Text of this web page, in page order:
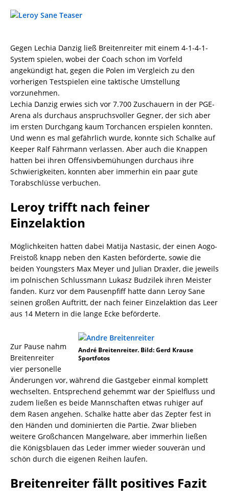
Gegen Lechia Danzig ließ Breitenreiter mit einem 4-1-4-1-
System spielen, wobei der Coach schon im Vorfeld
angekündigt hat, gegen die Polen im Vergleich zu den
vorherigen Testspielen eine taktische Umstellung
vorzunehmen.
Lechia Danzig erwies sich vor 7.700 Zuschauern in der PGE-
Arena als durchaus anspruchsvoller Gegner, der sich aber
im ersten Durchgang kaum Torchancen erspielen konnten.
Und wenn es mal gefährlich wurde, konnte sich Schalke auf
Keeper Ralf Fährmann verlassen. Aber auch die Knappen
hatten bei ihren Offensivbemühungen durchaus ihre
Schwierigkeiten, konnten aber immerhin ein paar gute
Torabschlüsse verbuchen.
Leroy trifft nach feiner
Einzelaktion
Möglichkeiten hatten dabei Matija Nastasic, der einen Aogo-
Freistoß knapp neben den Kasten beförderte, sowie die
beiden Youngsters Max Meyer und Julian Draxler, die jeweils
im polnischen Schlussmann Lukasz Budzilek ihren Meister
fanden. Kurz vor dem Pausenpfiff hatte dann Leroy Sane
seinen großen Auftritt, der nach feiner Einzelaktion das Leer
aus 14 Metern in die lange Ecke beförderte.
André Breitenreiter. Bild: Gerd Krause
Sportfotos
Zur Pause nahm
Breitenreiter
vier personelle
Änderungen vor, während die Gastgeber einmal komplett
wechselten. Entsprechend gehemmt war der Spielfluss und
zudem ließen es beide Mannschaften etwas ruhiger auf
dem Rasen angehen. Schalke hatte aber das Zepter fest in
den Händen und dominierten die Partie. Zwar blieben
weitere Großchancen Mangelware, aber immerhin ließen
die Königsblauen das Leder immer wieder souverän und
schön durch die eigenen Reihen laufen.
Breitenreiter fällt positives Fazit